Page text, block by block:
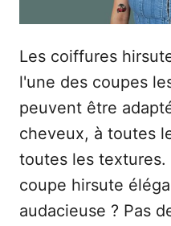
Les coiffures
l'une des coupes
peuvent être
cheveux, à toutes
toutes les textures.
coupe hirsute
audacieuse ? Pas